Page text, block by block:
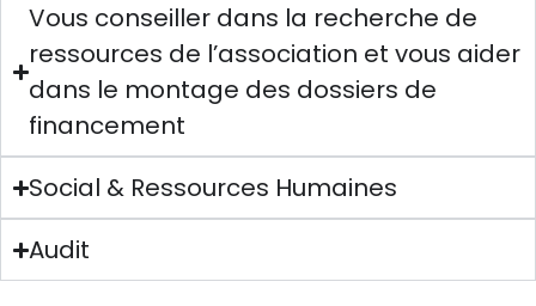
Vous conseiller dans la recherche de
ressources de l’association et vous aider
dans le montage des dossiers de
financement
Social & Ressources Humaines
Audit